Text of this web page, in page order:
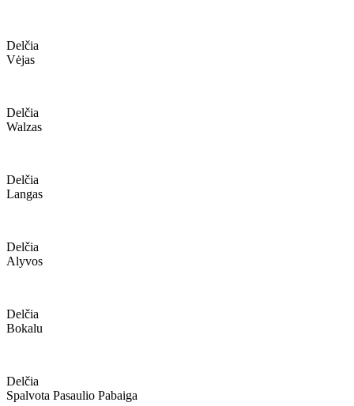
Delčia
Vėjas
Delčia
Walzas
Delčia
Langas
Delčia
Alyvos
Delčia
Bokalu
Delčia
Spalvota Pasaulio Pabaiga